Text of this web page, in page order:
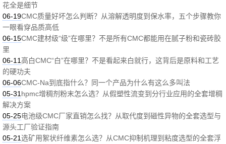
花全是细节
06-19CMC质量好坏怎么判断？从溶解透明度到保水率，五个步骤教你
一眼看穿品质高低
06-15CMC建材级“级”在哪里？不是所有CMC都能用在腻子粉和瓷砖胶
里
06-11高白CMC“白”在哪里？不是看起来白就行，这背后是原料和工艺
的硬功夫
06-06CMC-Na到底指什么？同一个产品为什么有这么多叫法
05-31 hpmc增稠剂粉末怎么选？从假塑性流变到分行业应用的全套增稠
解决方案
05-25电池级CMC厂家直销怎么找？从取代度到磁性异物的全套选型与
源头工厂验证指南
05-21选矿用絮状纤维素怎么选？从CMC抑制机理到粘度选型的全套浮